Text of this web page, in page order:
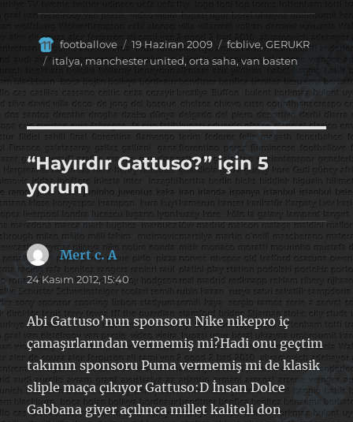
Yazar
footballove
Yayın
tarihi
19 Haziran 2009 Kategoriler
fcblive, GERUKR
Etiketler
italya, manchester united,orta saha, van basten
“Hayırdır Gattuso?” için 5
yorum
Mert c. A dedi
ki:
24 Kasım 2012, 15:40
Abi Gattuso’nun sponsoru Nike nikepro iç
çamaşırlarından vermemiş mi?Hadi onu geçtim
takımın sponsoru Puma vermemiş mi de klasik
sliple maça çıkıyor Gattuso:D İnsan Dolce
Gabbana giyer açılınca millet kaliteli don